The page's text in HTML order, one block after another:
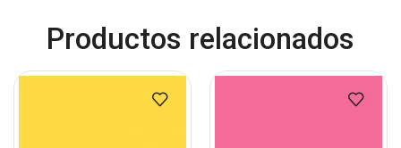
Productos relacionados